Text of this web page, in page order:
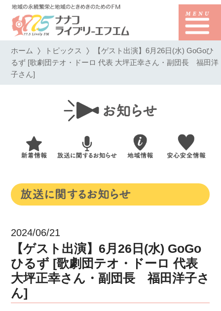
ホーム トピックス 【ゲスト出演】6月26日(水) GoGoひ
るず [歌劇団テオ・ドーロ 代表 大坪正幸さん・副団長 福田洋
子さん]
2024/06/21
【ゲスト出演】6月26日(水) GoGo
ひるず [歌劇団テオ・ドーロ 代表
大坪正幸さん・副団長 福田洋子さ
ん]